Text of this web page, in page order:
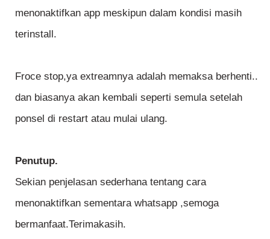
menonaktifkan app meskipun dalam kondisi masih
terinstall.
Froce stop,ya extreamnya adalah memaksa berhenti..
dan biasanya akan kembali seperti semula setelah
ponsel di restart atau mulai ulang.
Penutup.
Sekian penjelasan sederhana tentang cara
menonaktifkan sementara whatsapp ,semoga
bermanfaat.Terimakasih.